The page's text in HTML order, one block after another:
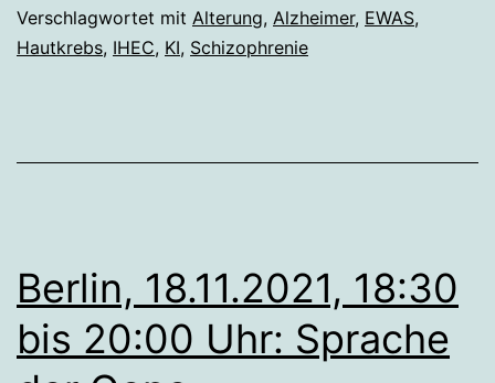
Oktober
2021
Verschlagwortet mit Alterung, Alzheimer, EWAS,
Hautkrebs, IHEC, KI, Schizophrenie
Berlin, 18.11.2021, 18:30
bis 20:00 Uhr: Sprache